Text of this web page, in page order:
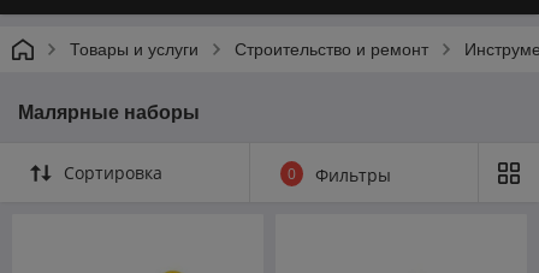
Товары и услуги Строительство и ремонт
Малярные наборы
Сортировка 0 Фильтры